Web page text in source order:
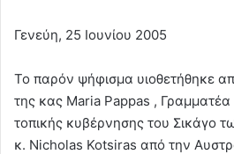
Γενεύη, 25 Ιουνίου 2005
Το παρόν ψήφισμα υιοθετήθηκε
της κας Maria Pappas ,
τοπικής κυβέρνησης του Σικάγο
κ. Nicholas Kotsiras από την